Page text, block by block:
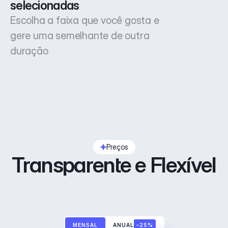
selecionadas
Escolha a faixa que você gosta e
gere uma semelhante de outra
duração
Preços
Transparente e Flexível
MENSAL ANUAL –25%